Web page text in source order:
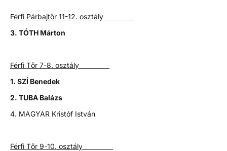
Férfi Párbajtőr 11-12. osztály
3. TÓTH Márton
Férfi Tőr 7-8. osztály
1. SZÍ Benedek
2. TUBA Balázs
4. MAGYAR Kristóf István
Férfi Tőr 9-10. osztály